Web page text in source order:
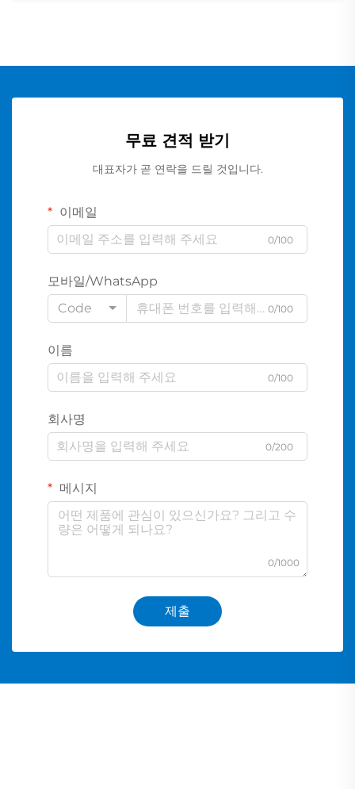
무료 견적 받기
대표자가 곧 연락을 드릴 것입니다.
이메일
0/100
모바일/WhatsApp
Code
0/100
이름
0/100
회사명
0/200
메시지
0/1000
제출